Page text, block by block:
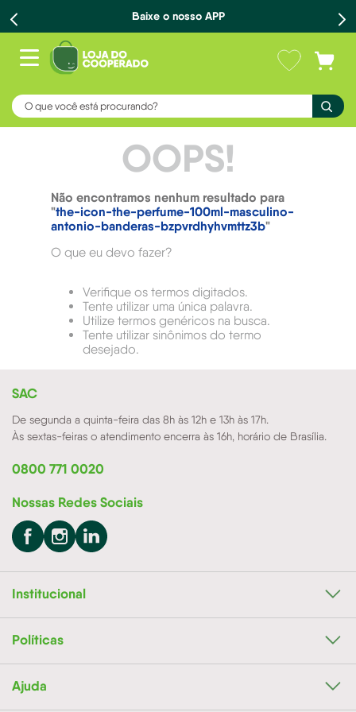
Baixe o nosso APP
O que você está procurando?
OOPS!
Não encontramos nenhum resultado para
"the-icon-the-perfume-100ml-masculino-
antonio-banderas-bzpvrdhyhvmttz3b"
O que eu devo fazer?
Verifique os termos digitados.
Tente utilizar uma única palavra.
Utilize termos genéricos na busca.
Tente utilizar sinônimos do termo
desejado.
SAC
De segunda a quinta-feira das 8h às 12h e 13h às 17h.
Às sextas-feiras o atendimento encerra às 16h, horário de Brasília.
0800 771 0020
Nossas Redes Sociais
Institucional
Políticas
Ajuda